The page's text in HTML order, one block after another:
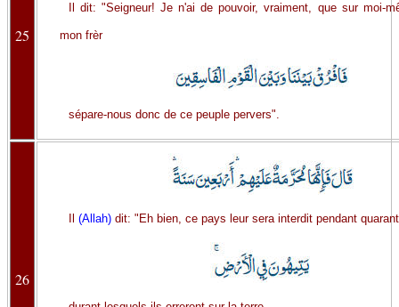
25
Il dit: "Seigneur! Je n'ai de pouvoir, vraiment, que sur moi-
mon frèr
sépare-nous donc de ce peuple pervers".
26
(Allah)dit: "Eh bien, ce pays leur sera interdit pendant